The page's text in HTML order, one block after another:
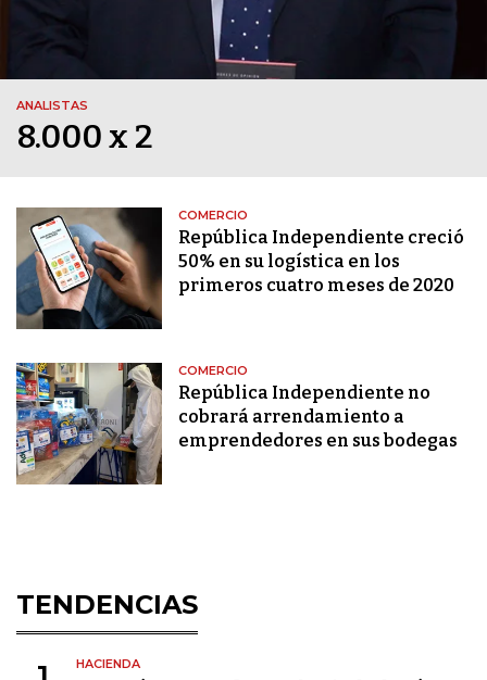
ANALISTAS
8.000 x 2
COMERCIO
República Independiente creció
50% en su logística en los
primeros cuatro meses de 2020
COMERCIO
República Independiente no
cobrará arrendamiento a
emprendedores en sus bodegas
TENDENCIAS
HACIENDA